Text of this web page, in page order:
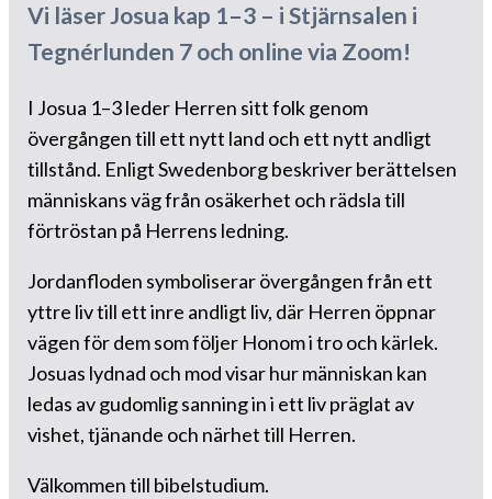
Vi läser Josua kap 1–3 – i Stjärnsalen i
Tegnérlunden 7 och online via Zoom!
I Josua 1–3 leder Herren sitt folk genom
övergången till ett nytt land och ett nytt andligt
tillstånd. Enligt Swedenborg beskriver berättelsen
människans väg från osäkerhet och rädsla till
förtröstan på Herrens ledning.
Jordanfloden symboliserar övergången från ett
yttre liv till ett inre andligt liv, där Herren öppnar
vägen för dem som följer Honom i tro och kärlek.
Josuas lydnad och mod visar hur människan kan
ledas av gudomlig sanning in i ett liv präglat av
vishet, tjänande och närhet till Herren.
Välkommen till bibelstudium.